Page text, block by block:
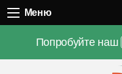
Меню
Попробуйте наш